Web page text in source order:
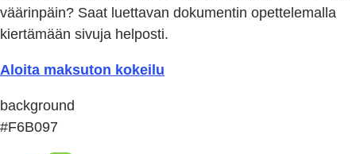
väärinpäin? Saat luettavan dokumentin opettelemalla
kiertämään sivuja helposti.
Aloita maksuton kokeilu
background
#F6B097